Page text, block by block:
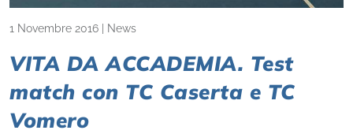
1 Novembre 2016 News
VITA DA ACCADEMIA. Test
match con TC Caserta e TC
Vomero